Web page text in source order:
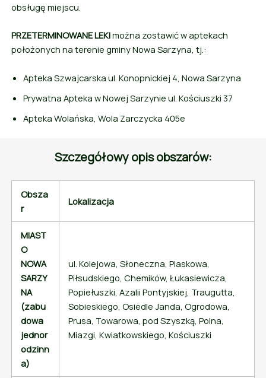
obsługę miejscu.
PRZETERMINOWANE LEKImożna zostawić w aptekach
położonych na terenie gminy Nowa Sarzyna, tj.:
Apteka Szwajcarska ul. Konopnickiej 4, Nowa Sarzyna
Prywatna Apteka w Nowej Sarzynie ul. Kościuszki 37
Apteka Wolańska, Wola Zarczycka 405e
Szczegółowy opis obszarów:
Obsza
r
Lokalizacja
MIAST
O
NOWA
SARZY
NA
(zabu
dowa
jednor
odzinn
a)
ul. Kolejowa, Słoneczna, Piaskowa,
Piłsudskiego, Chemików, Łukasiewicza,
Popiełuszki, Azalii Pontyjskiej, Traugutta,
Sobieskiego, Osiedle Janda, Ogrodowa,
Prusa, Towarowa, pod Szyszką, Polna,
Miazgi, Kwiatkowskiego, Kościuszki